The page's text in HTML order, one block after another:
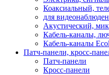
Коаксиальный,
для
Акустический,
Кабель-каналы,
Кабель-каналы
Патч-панели, кросс-
Патч-панели
Кросс-панели